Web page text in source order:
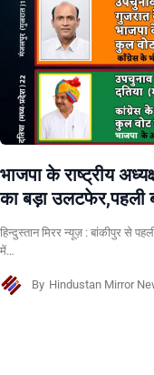
भाजपा के राष्ट्रीय
का बड़ा उलटफेर,पहली
हिन्दुस्तान मिरर न्यूज़ : बांकीपुर से
में…
By Hindustan Mirror